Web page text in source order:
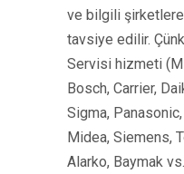
ve bilgili şirketlere
tavsiye edilir.
Servisi hizmeti
Bosch, Carrier,
Sigma,
Midea, Siemens,
Alarko, Baymak